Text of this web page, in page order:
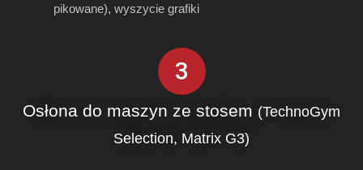
pikowane), wyszycie grafiki
3
Osłona do maszyn ze stosem (TechnoGym
Selection, Matrix G3)